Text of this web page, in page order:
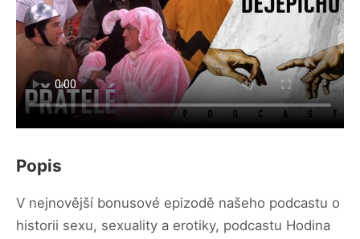
Popis
V nejnovější bonusové epizodě našeho podcastu o
historii sexu, sexuality a erotiky, podcastu Hodina